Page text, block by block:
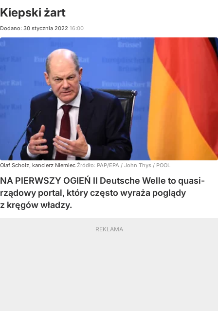
Kiepski żart
Dodano: 30 stycznia 2022 16:00
Olaf Scholz, kanclerz Niemiec Źródło: PAP/EPA / John Thys / POOL
NA PIERWSZY OGIEŃ II Deutsche Welle to quasi-
rządowy portal, który często wyraża poglądy
z kręgów władzy.